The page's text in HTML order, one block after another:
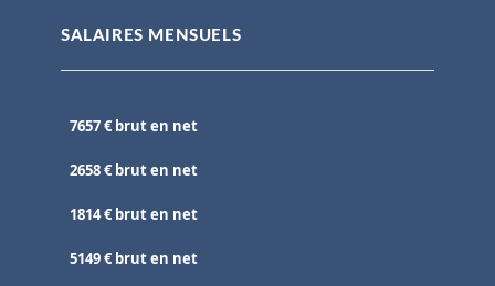
SALAIRES MENSUELS
7657 € brut en net
2658 € brut en net
1814 € brut en net
5149 € brut en net